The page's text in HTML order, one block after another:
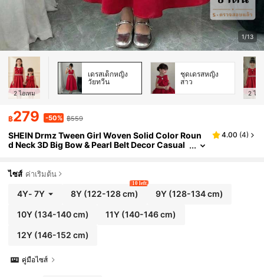
1/13
2 ไอเทม
เดรสเด็กหญิง
วัยทวีน
ชุดเดรสหญิง
สาว
2 ไอ
฿279 -50% ฿559
SHEIN Drmz Tween Girl Woven Solid Color Roun
d Neck 3D Big Bow & Pearl Belt Decor Casual
d Spring Lavender Girls Dress Lilac Kids Dress ,
Girls Tea Partywear Dress Cottagecore Girl Dress
Adorable Baby Girls Lavender Print Dress With Bi
g Bow Accent And Ruffle Sleeves Perfect For Spri
ng Summer Events,Birthday Gift,Family Vocation
Outfit.
4.00 (4)
ไซส์ ค่าเริ่มต้น
4Y- 7Y 8Y (122-128 cm)
10 left
9Y (128-134 cm)
10Y(134-140 cm) 11Y (140-146 cm)
12Y(146-152 cm)
คู่มือไซส์